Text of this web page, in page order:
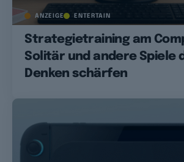
ANZEIGE ENTERTAIN
Strategietraining am
Solitär und andere Spiele
Denken schärfen